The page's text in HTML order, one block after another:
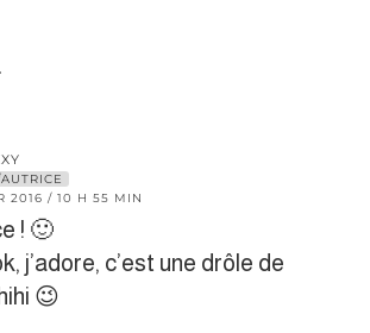
2016 / 10 H 55 MIN
! 🙂
j’adore, c’est une drôle de
😉